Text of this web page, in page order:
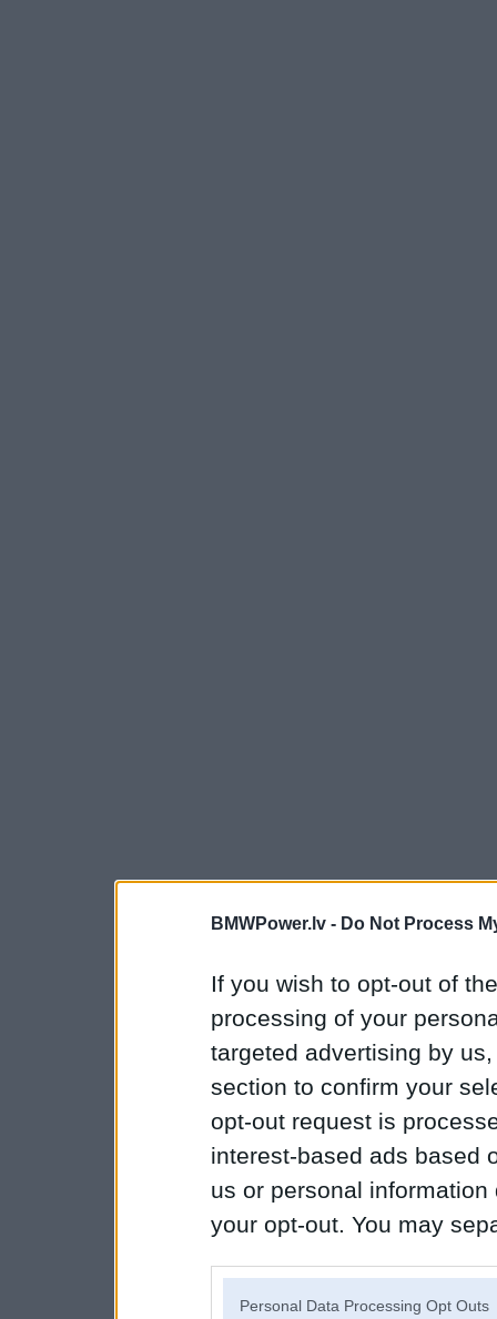
BMWPower.lv - Do Not Process
If you wish to opt-out of
processing of your
targeted advertising by
section to confirm your
opt-out request is
interest-based ads based
us or personal
your opt-out. You may
Personal Data Processing Opt Outs